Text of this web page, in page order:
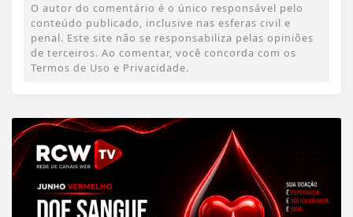
O autor do comentário é o único responsável pelo
conteúdo publicado, inclusive nas esferas civil e
penal. Este site não se responsabiliza pelas opiniões
de terceiros. Ao comentar, você concorda com os
Termos de Uso e Privacidade.